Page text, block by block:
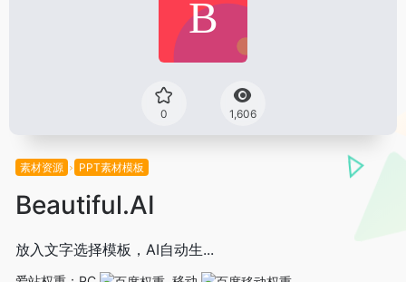
0 1,606
素材资源 PPT素材模板
Beautiful.AI
放入文字选择模板，AI自动生...